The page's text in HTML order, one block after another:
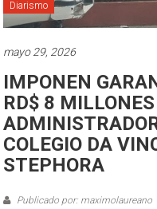
Diarismo
mayo 29, 2026
IMPONEN
RD$ 8
COLEGIO DA
STEPHORA
Publicado por: maximolaureano